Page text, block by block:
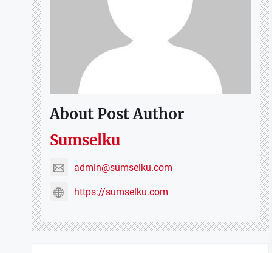
About Post Author
Sumselku
admin@sumselku.com
https://sumselku.com